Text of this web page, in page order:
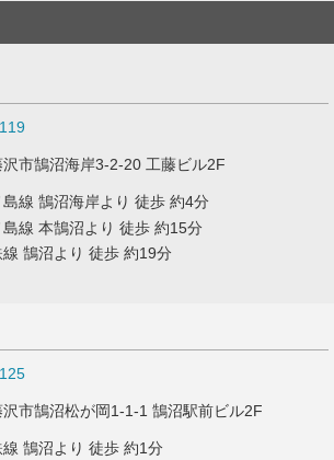
市鵠沼海岸3-2-20 工藤ビル2F
線 鵠沼海岸より 徒歩 約4分
線 本鵠沼より 徒歩 約15分
鵠沼より 徒歩 約19分
市鵠沼松が岡1-1-1 鵠沼駅前ビル2F
鵠沼より 徒歩 約1分